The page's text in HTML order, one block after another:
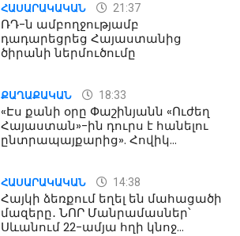
ՀԱՍԱՐԱԿԱԿԱՆ 21:37
ՌԴ-ն ամբողջությամբ
դադարեցրեց Հայաստանից
ծիրանի ներմուծումը
ՔԱՂԱՔԱԿԱՆ 18:33
«Էս քանի օրը Փաշինյանն «Ուժեղ
Հայաստան»-ին դուրս է հանելու
ընտրապայքարից». Հովիկ
ՀԱՍԱՐԱԿԱԿԱՆ 14:38
Հայկի ձեռքում եղել են մահացածի
մազերը․ ՆՈՐ Մանրամասներ՝
Սևանում 22-ամյա հղի կնոջ